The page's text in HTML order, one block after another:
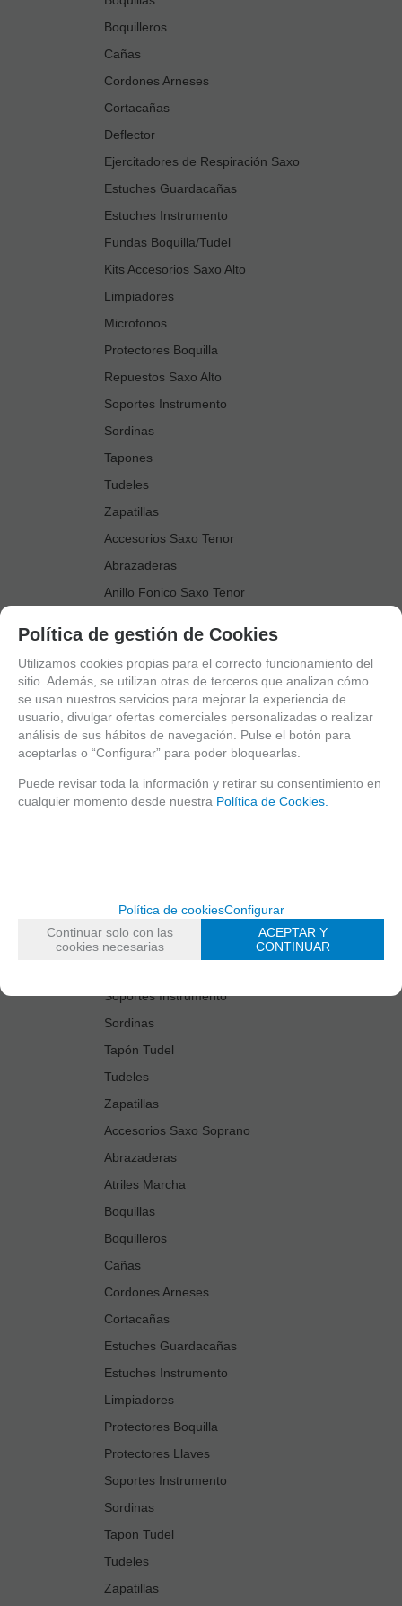
Boquilleros
Cañas
Cordones Arneses
Cortacañas
Deflector
Ejercitadores de Respiración Saxo
Estuches Guardacañas
Estuches Instrumento
Fundas Boquilla/Tudel
Kits Accesorios Saxo Alto
Limpiadores
Microfonos
Protectores Boquilla
Repuestos Saxo Alto
Soportes Instrumento
Sordinas
Tapones
Tudeles
Zapatillas
Accesorios Saxo Tenor
Abrazaderas
Anillo Fonico Saxo Tenor
Boquillas
Boquilleros
Cañas
Cortacañas
Deflector Saxo Tenor
Estuches Guardacañas
Limpiadores
Protectores Boquilla
Soportes Instrumento
Sordinas
Tapón Tudel
Tudeles
Zapatillas
Accesorios Saxo Soprano
Abrazaderas
Atriles Marcha
Boquillas
Boquilleros
Cañas
Cordones Arneses
Cortacañas
Estuches Guardacañas
Estuches Instrumento
Limpiadores
Protectores Boquilla
Protectores Llaves
Soportes Instrumento
Sordinas
Tapon Tudel
Tudeles
Zapatillas
Política de gestión de Cookies
Utilizamos cookies propias para el correcto funcionamiento del
sitio. Además, se utilizan otras de terceros que analizan cómo
se usan nuestros servicios para mejorar la experiencia de
usuario, divulgar ofertas comerciales personalizadas o realizar
análisis de sus hábitos de navegación. Pulse el botón para
aceptarlas o “Configurar” para poder bloquearlas.
Puede revisar toda la información y retirar su consentimiento en
cualquier momento desde nuestra Política de Cookies.
Política de cookiesConfigurar
Continuar solo con las
cookies necesarias
ACEPTAR Y
CONTINUAR